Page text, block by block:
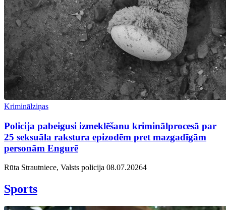
Kriminālziņas
Policija pabeigusi izmeklēšanu kriminālprocesā par
25 seksuāla rakstura epizodēm pret mazgadīgām
personām Engurē
Rūta Strautniece, Valsts policija 08.07.20264
Sports